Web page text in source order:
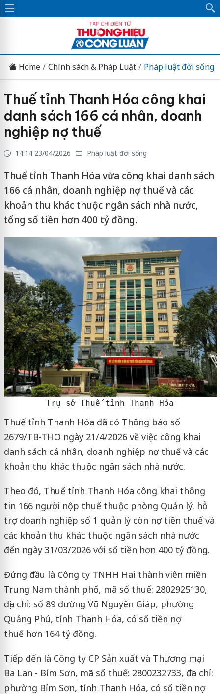
Home Chính sách & Pháp Luật Pháp luật đời sống
Thuế tỉnh Thanh Hóa công khai
danh sách 166 cá nhân, doanh
nghiệp nợ thuế
14:14 23/04/2026 Pháp luật đời sống
Thuế tỉnh Thanh Hóa vừa công khai danh sách
166 cá nhân, doanh nghiệp nợ thuế và các
khoản thu khác thuộc ngân sách nhà nước,
tổng số tiền hơn 400 tỷ đồng.
Trụ sở Thuế tỉnh Thanh Hóa
Thuế tỉnh Thanh Hóa đã có Thông báo số
2679/TB-THO ngày 21/4/2026 về việc công khai
danh sách cá nhân, doanh nghiệp nợ thuế và các
khoản thu khác thuộc ngân sách nhà nước.
Theo đó, Thuế tỉnh Thanh Hóa công khai thông
tin 166 người nộp thuế thuộc phòng Quản lý, hỗ
trợ doanh nghiệp số 1 quản lý còn nợ tiền thuế và
các khoản thu khác thuộc ngân sách nhà nước
đến ngày 31/03/2026 với số tiền hơn 400 tỷ đồng.
Đứng đầu là Công ty TNHH Hai thành viên miền
Trung Nam thành phố, mã số thuế: 2802925130,
địa chỉ: số 89 đường Võ Nguyên Giáp, phường
Quảng Phú, tỉnh Thanh Hóa, có số tiền nợ
thuế hơn 164 tỷ đồng.
Tiếp đến là Công ty CP Sản xuất và Thương mại
Ba Lan - Bỉm Sơn, mã số thuế: 2800232733, địa chỉ:
phường Bỉm Sơn, tỉnh Thanh Hóa, có số tiền nợ